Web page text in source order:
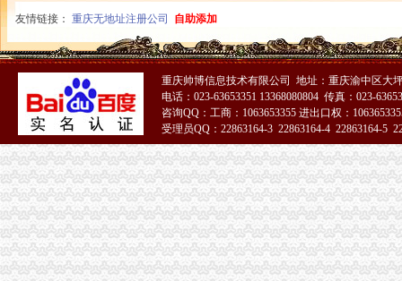
全系统三项措施深入推进“双”重庆税务注销行动取得新成效
全国政协常委、重庆公司注销著名经济学家厉以宁高度评价我市微企发展工作
万州区多项优惠措施促微型企业发展
南岸局重庆税务注销精心谋划五大活动纪念3.15国际消费者权益保护日
璧山局暨消委会隆重举行“3.15”重庆公司注销国际消费者权益日纪念活动
北部新区局重庆营业执照注销葡萄酒专项行动初见成效
2010年重庆市重庆营业执照注销流通领域和轻柴油质量监测况
2010年度全市重庆公司注销消费申诉十大热点问题分析
全系统二月份食品市重庆税务注销场整效果明显
市重庆公司注销局进一步加流通环节乳制品抽样检验工作
市重庆公司注销局执法局捣毁一销售虚宣中高考复习资料窝点
重庆出台个企业信用信息征集和公开管理规范文件
巫溪局重庆营业执照注销文峰所以行政指导为载体服务微型企业发展
友情链接： 重庆无地址注册公司 自助添加
重庆帅博信息技术有限公司 地址：重庆渝中区大
电话：023-63653351 13368080804 传真：023-
咨询QQ：工商：1063653355 进出口权：
受理员QQ：22863164-3 22863164-4 22863164-5